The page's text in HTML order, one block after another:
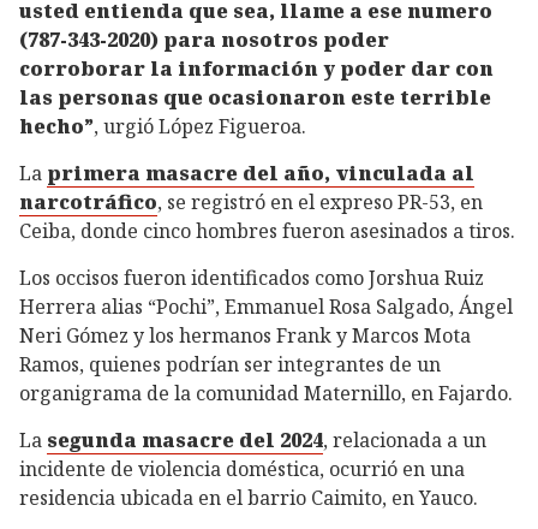
usted entienda que sea, llame a ese numero
(787-343-2020) para nosotros poder
corroborar la información y poder dar con
las personas que ocasionaron este terrible
hecho”, urgió López Figueroa.
La primera masacre del año, vinculada al
narcotráfico, se registró en el expreso PR-53, en
Ceiba, donde cinco hombres fueron asesinados a tiros.
Los occisos fueron identificados como Jorshua Ruiz
Herrera alias “Pochi”, Emmanuel Rosa Salgado, Ángel
Neri Gómez y los hermanos Frank y Marcos Mota
Ramos, quienes podrían ser integrantes de un
organigrama de la comunidad Maternillo, en Fajardo.
La segunda masacre del 2024, relacionada a un
incidente de violencia doméstica, ocurrió en una
residencia ubicada en el barrio Caimito, en Yauco.